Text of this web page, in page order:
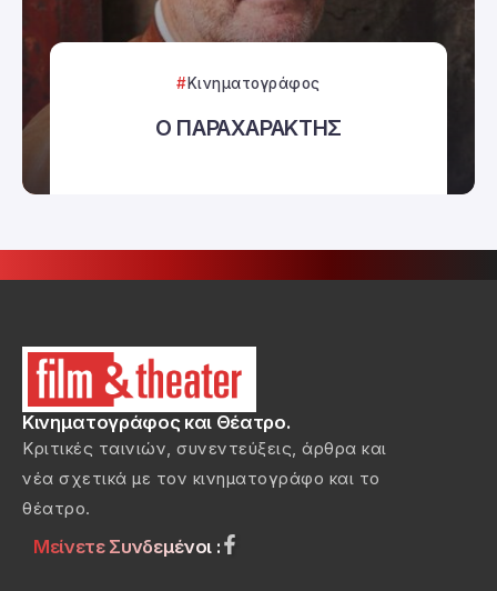
Κινηματογράφος
Ο ΠΑΡΑΧΑΡΑΚΤΗΣ
Κινηματογράφος και Θέατρο.
Κριτικές ταινιών, συνεντεύξεις, άρθρα και
νέα σχετικά με τον κινηματογράφο και το
θέατρο.
Μείνετε Συνδεμένοι :